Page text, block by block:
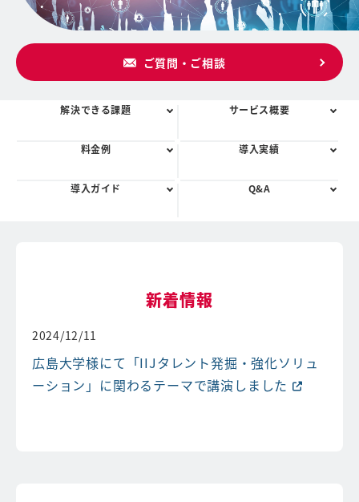
ご質問・ご相談
解決できる課題 サービス概要
料金例 導入実績
導入ガイド Q&A
新着情報
2024/12/11
広島大学様にて「IIJタレント発掘・強化ソリュ
ーション」に関わるテーマで講演しました